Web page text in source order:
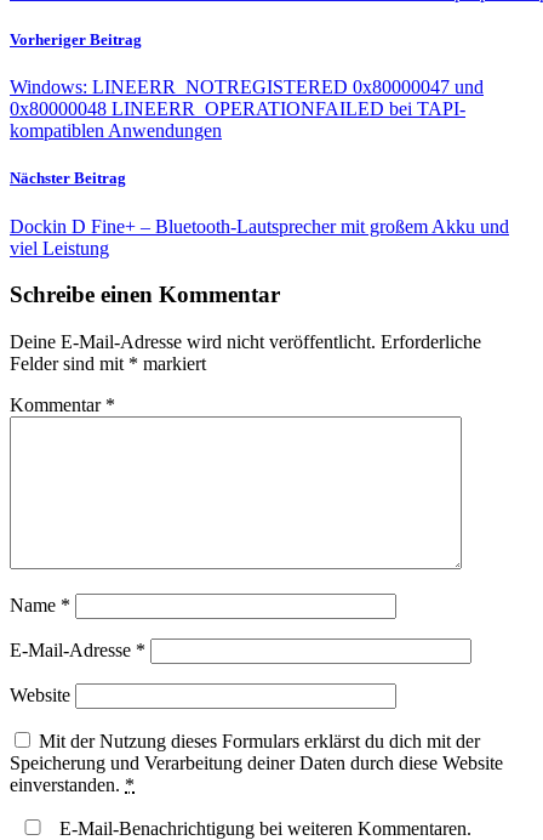
Vorheriger Beitrag
Windows: LINEERR_NOTREGISTERED 0x80000047 und
0x80000048 LINEERR_OPERATIONFAILED bei TAPI-
kompatiblen Anwendungen
Nächster Beitrag
Dockin D Fine+ – Bluetooth-Lautsprecher mit großem Akku und
viel Leistung
Schreibe einen Kommentar
Deine E-Mail-Adresse wird nicht veröffentlicht. Erforderliche
Felder sind mit * markiert
Kommentar *
Name *
E-Mail-Adresse *
Website
Mit der Nutzung dieses Formulars erklärst du dich mit der
Speicherung und Verarbeitung deiner Daten durch diese Website
einverstanden. *
E-Mail-Benachrichtigung bei weiteren Kommentaren.